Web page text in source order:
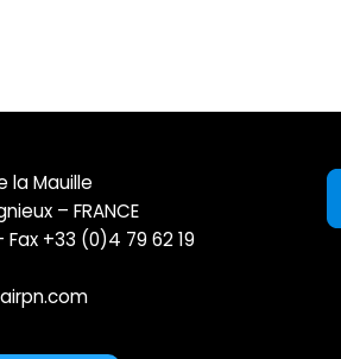
la Mauille
– FRANCE
+33 (0)4 79 62 19